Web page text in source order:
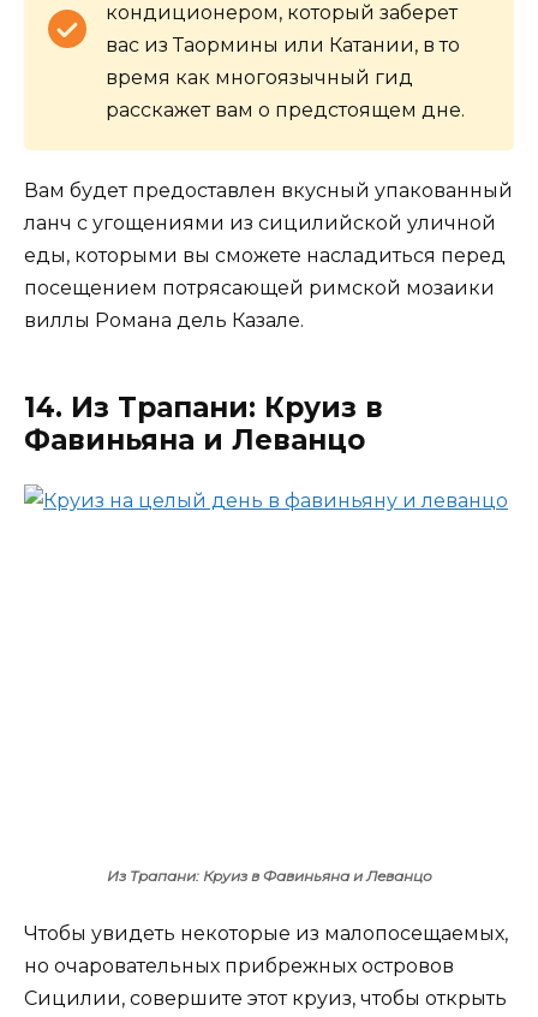
кондиционером, который заберет
вас из Таормины или Катании, в то
время как многоязычный гид
расскажет вам о предстоящем дне.
Вам будет предоставлен вкусный упакованный
ланч с угощениями из сицилийской уличной
еды, которыми вы сможете насладиться перед
посещением потрясающей римской мозаики
виллы Романа дель Казале.
14. Из Трапани: Круиз в
Фавиньяна и Леванцо
Из Трапани: Круиз в Фавиньяна и Леванцо
Чтобы увидеть некоторые из малопосещаемых,
но очаровательных прибрежных островов
Сицилии, совершите этот круиз, чтобы открыть